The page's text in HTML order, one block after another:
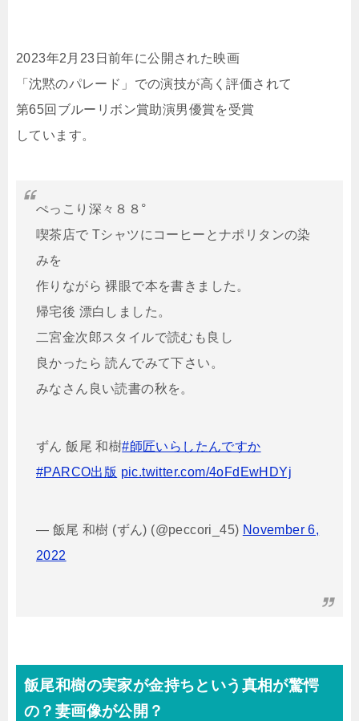
2023年2月23日前年に公開された映画
「沈黙のパレード」での演技が高く評価されて
第65回ブルーリボン賞助演男優賞を受賞
しています。
ぺっこり深々８８°
喫茶店で Tシャツにコーヒーとナポリタンの染
みを
作りながら 裸眼で本を書きました。
帰宅後 漂白しました。
二宮金次郎スタイルで読むも良し
良かったら 読んでみて下さい。
みなさん良い読書の秋を。
ずん 飯尾 和樹#師匠いらしたんですか
#PARCO出版 pic.twitter.com/4oFdEwHDYj
— 飯尾 和樹 (ずん) (@peccori_45) November 6,
2022
飯尾和樹の実家が金持ちという真相が驚愕
の？妻画像が公開？